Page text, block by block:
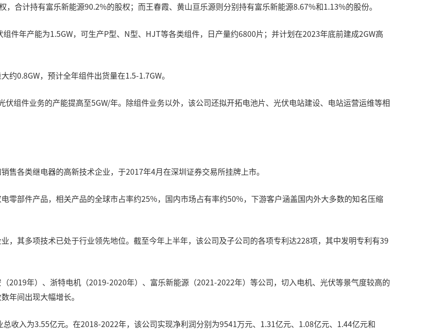
合计持有富乐新能源90.2%的股权；而王春霞、黄山亘乐源则分别持有富乐新能源8.67%和1.13%的股份。
件年产能为1.5GW，可生产P型、N型、HJT等各类组件，日产量约6800片；并计划在2023年底前建成2GW高
0.8GW，预计全年组件出货量在1.5-1.7GW。
组件业务的产能提高至5GW/年。除组件业务以外，该公司还拟开拓电池片、光伏电站建设、电站运营运维等相
售各类继电器的高新技术企业，于2017年4月在深圳证券交易所挂牌上市。
零部件产品，相关产品的全球市占率约25%，国内市场占有率约50%，下游客户涵盖国内外大多数的知名压缩
，其多项技术已处于行业领先地位。截至今年上半年，该公司及子公司的各项专利达228项，其中发明专利有39
2019年）、浙特电机（2019-2020年）、富乐新能源（2021-2022年）等公司，切入电机、光伏等景气度较高的
年间出现大幅增长。
收入为3.55亿元。在2018-2022年，该公司实现净利润分别为9541万元、1.31亿元、1.08亿元、1.44亿元和